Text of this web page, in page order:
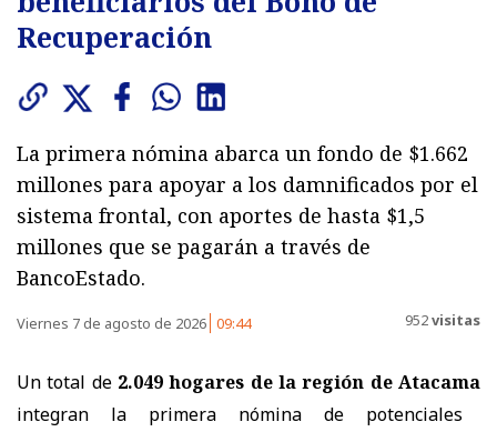
Recuperación
La primera nómina abarca un fondo de $1.662
millones para apoyar a los damnificados por el
sistema frontal, con aportes de hasta $1,5
millones que se pagarán a través de
BancoEstado.
Viernes 7 de agosto de 2026 09:44 952visitas
Un total de 2.049 hogares de la región de Atacama
integran la primera nómina de potenciales